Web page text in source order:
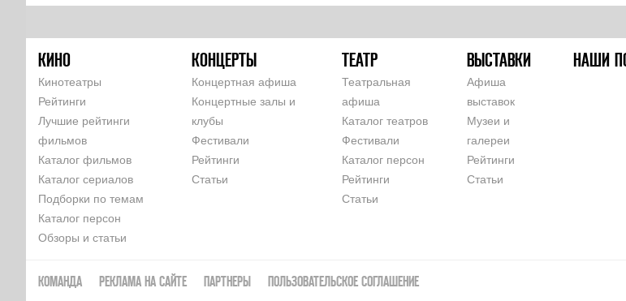
КИНО
Кинотеатры
Рейтинги
Лучшие рейтинги
фильмов
Каталог фильмов
Каталог сериалов
Подборки по темам
Каталог персон
Обзоры и статьи
КОНЦЕРТЫ
Концертная афиша
Концертные залы и
клубы
Фестивали
Рейтинги
Статьи
ТЕАТР
Театральная
афиша
Каталог театров
Фестивали
Каталог персон
Рейтинги
Статьи
ВЫСТАВКИ
Афиша
выставок
Музеи и
галереи
Рейтинги
Статьи
НАШИ
КОМАНДА РЕКЛАМА НА САЙТЕ ПАРТНЕРЫ ПОЛЬЗОВАТЕЛЬСКОЕ СОГЛАШЕНИЕ